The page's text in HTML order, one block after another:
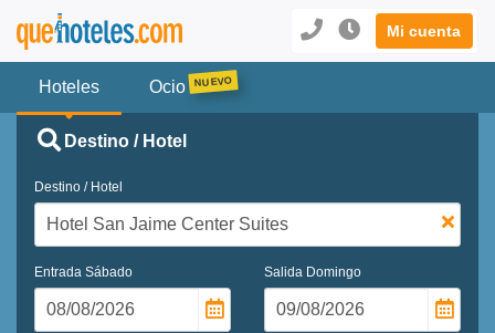
Mi cuenta
Hoteles Ocio
Destino / Hotel
Destino / Hotel
Entrada Sábado Salida Domingo